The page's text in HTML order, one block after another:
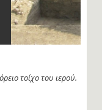
μνημείου. Πηγή